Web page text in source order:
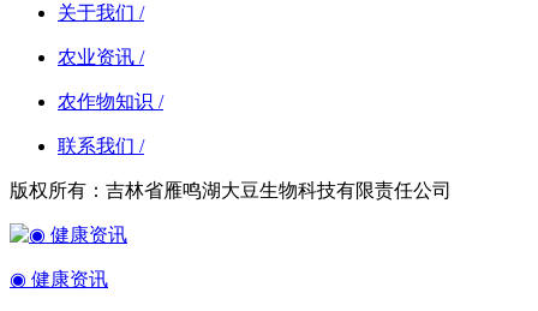
关于我们 /
农业资讯 /
农作物知识 /
联系我们 /
版权所有：吉林省雁鸣湖大豆生物科技有限责任公司
◉ 健康资讯